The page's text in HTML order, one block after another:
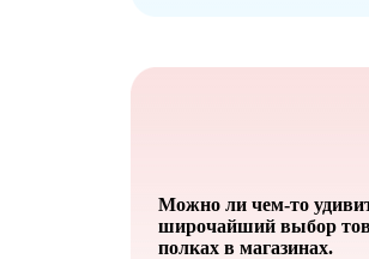
Можно ли чем-то
широчайший выбор
полках в магазинах.